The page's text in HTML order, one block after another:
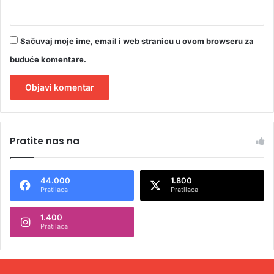
Sačuvaj moje ime, email i web stranicu u ovom browseru za
buduće komentare.
t
n
t
Pratite nas na
44.000
Pratilaca
1.800
Pratilaca
1.400
Pratilaca